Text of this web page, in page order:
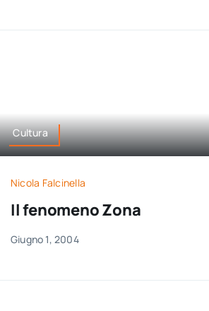
Cultura
Nicola Falcinella
Il fenomeno Zona
Giugno 1, 2004